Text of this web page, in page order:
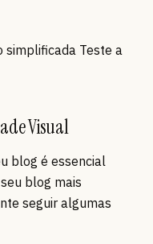
simplificada Teste a
Visual
blog é essencial
blog mais
seguir algumas